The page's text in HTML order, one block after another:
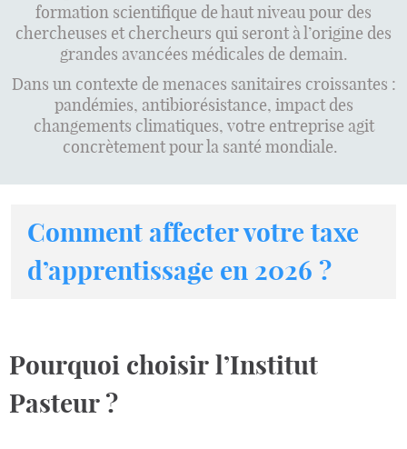
formation scientifique de haut niveau pour des
chercheuses et chercheurs qui seront à l’origine des
grandes avancées médicales de demain.
Dans un contexte de menaces sanitaires croissantes :
pandémies, antibiorésistance, impact des
changements climatiques, votre entreprise agit
concrètement pour la santé mondiale.
Comment affecter votre taxe
d’apprentissage en 2026 ?
Pourquoi choisir l’Institut
Pasteur ?